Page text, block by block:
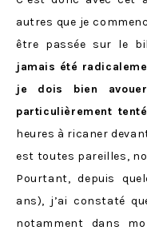
autres que je
être passée sur le
jamais été
je dois bien
particulièrement
heures à ricaner
est toutes pareilles,
Pourtant, depuis
ans), j’ai constaté
notamment dans